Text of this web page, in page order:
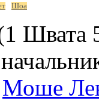
Шоа
Швата
Моше